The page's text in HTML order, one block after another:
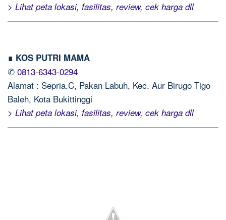
> Lihat peta lokasi, fasilitas, review, cek harga dll
∎ KOS PUTRI MAMA
✆ 0813-6343-0294
Alamat : Sepria.C, Pakan Labuh, Kec. Aur Birugo Tigo
Baleh, Kota Bukittinggi
> Lihat peta lokasi, fasilitas, review, cek harga dll